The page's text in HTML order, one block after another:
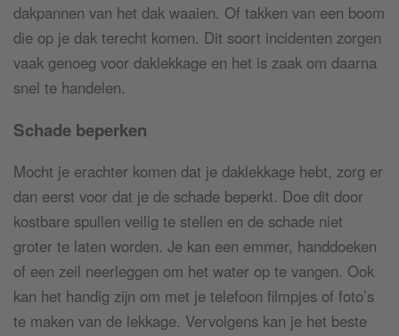
dakpannen van het dak waaien. Of takken van een boom
die op je dak terecht komen. Dit soort incidenten zorgen
vaak genoeg voor daklekkage en het is zaak om daarna
snel te handelen.
Schade beperken
Mocht je erachter komen dat je daklekkage hebt, zorg er
dan eerst voor dat je de schade beperkt. Doe dit door
kostbare spullen veilig te stellen en de schade niet
groter te laten worden. Je kan een emmer, handdoeken
of een zeil neerleggen om het water op te vangen. Ook
kan het handig zijn om met je telefoon filmpjes of foto’s
te maken van de lekkage. Vervolgens kan je het beste